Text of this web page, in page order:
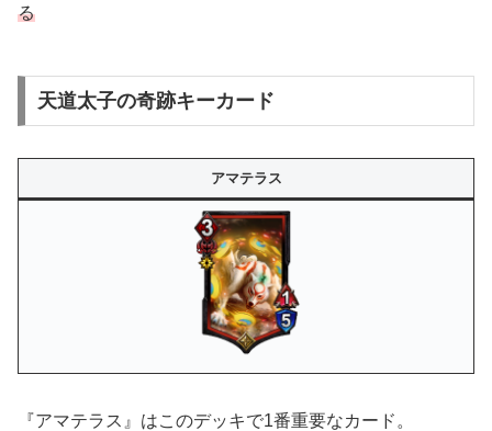
る
天道太子の奇跡キーカード
アマテラス
『アマテラス』はこのデッキで1番重要なカード。